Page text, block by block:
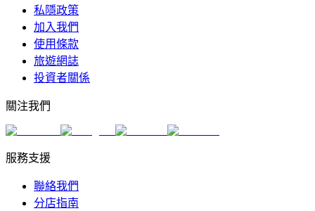
私隱政策
加入我們
使用條款
旅遊網誌
投資者關係
關注我們
服務支援
聯絡我們
分店指南